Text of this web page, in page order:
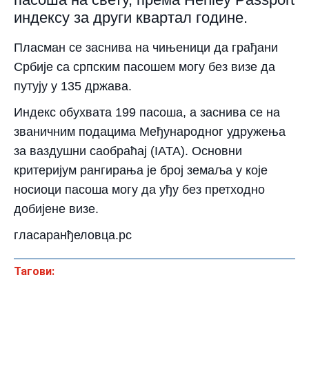
индексу за други квартал године.
Пласман се заснива на чињеници да грађани
Србије са српским пасошем могу без визе да
путују у 135 држава.
Индекс обухвата 199 пасоша, а заснива се на
званичним подацима Међународног удружења
за ваздушни саобраћај (IATA). Основни
критеријум рангирања је број земаља у које
носиоци пасоша могу да уђу без претходно
добијене визе.
гласаранђеловца.рс
Тагови: